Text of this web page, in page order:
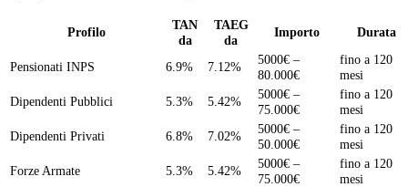
Profilo
TAN
da
TAEG
da
Importo Durata
Pensionati INPS 6.9% 7.12%
5000€ –
80.000€
fino a 120
mesi
Dipendenti Pubblici
5.3% 5.42%
5000€ –
75.000€
fino a 120
mesi
Dipendenti Privati
6.8% 7.02%
5000€ –
50.000€
fino a 120
mesi
Forze Armate
5.3% 5.42%
5000€ –
75.000€
fino a 120
mesi